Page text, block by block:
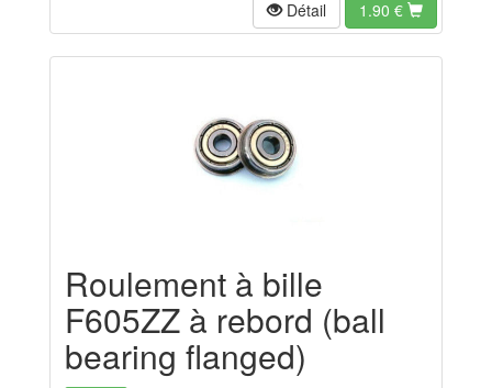
Détail 1.90 €
Roulement à bille
F605ZZ à rebord (ball
bearing flanged)